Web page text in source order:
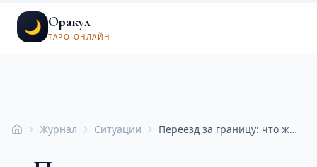
🌙 Оракул
ТАРО ОНЛАЙН
ГлавнаяЖурнал Ситуации Переезд за границу: что ждёт вдали от дома? Как карты Таро могут прояснить исход длительной поездки